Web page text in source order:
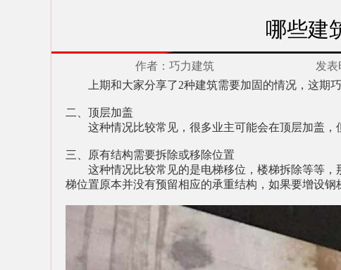
哪些建
作者： 巧力建筑 发表
上期和大家分享了2种建筑需要加固的情况，这期
二、 顶层加盖
这种情况比较常见，很多业主可能会在顶层加盖
三、
原有结构需要拆除或移除位置
这种情况比较常见的是电梯移位，楼梯拆除等等
梯位置原本并没有预留相应的承重结构，如果要增设